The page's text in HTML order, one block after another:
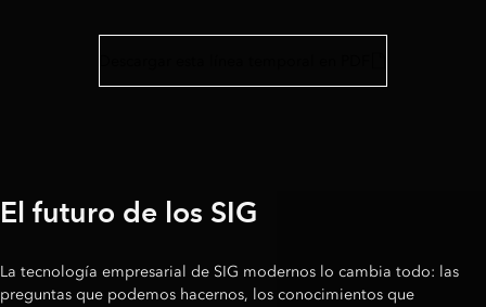
El futuro de los SIG
La tecnología empresarial de SIG modernos lo cambia todo: las
preguntas que podemos hacernos, los conocimientos que